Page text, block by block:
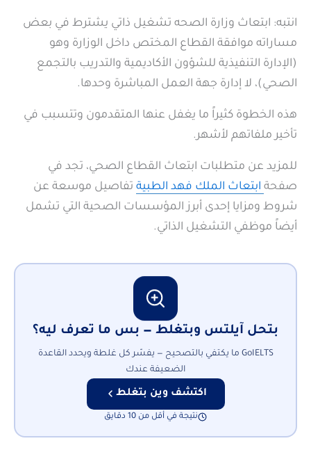
انتبه: ابتعاث وزارة الصحه تشغيل ذاتي يشترط في بعض
مساراته موافقة القطاع المختص داخل الوزارة وهو
(الإدارة التنفيذية للشؤون الأكاديمية والتدريب بالتجمع
الصحي)، لا إدارة جهة العمل المباشرة وحدها.
هذه الخطوة كثيراً ما يغفل عنها المتقدمون وتتسبب في
تأخير ملفاتهم لأشهر.
للمزيد عن متطلبات ابتعاث القطاع الصحي، تجد في
صفحة ابتعاث الملك فهد الطبية تفاصيل موسعة عن
شروط ومزايا إحدى أبرز المؤسسات الصحية التي تشمل
أيضاً موظفي التشغيل الذاتي.
بتحل آيلتس وبتغلط — بس ما تعرف ليه؟
GoIELTS ما يكتفي بالتصحيح — يفسّر كل غلطة ويحدد القاعدة
الضعيفة عندك
اكتشف وين بتغلط
نتيجة في أقل من 10 دقايق